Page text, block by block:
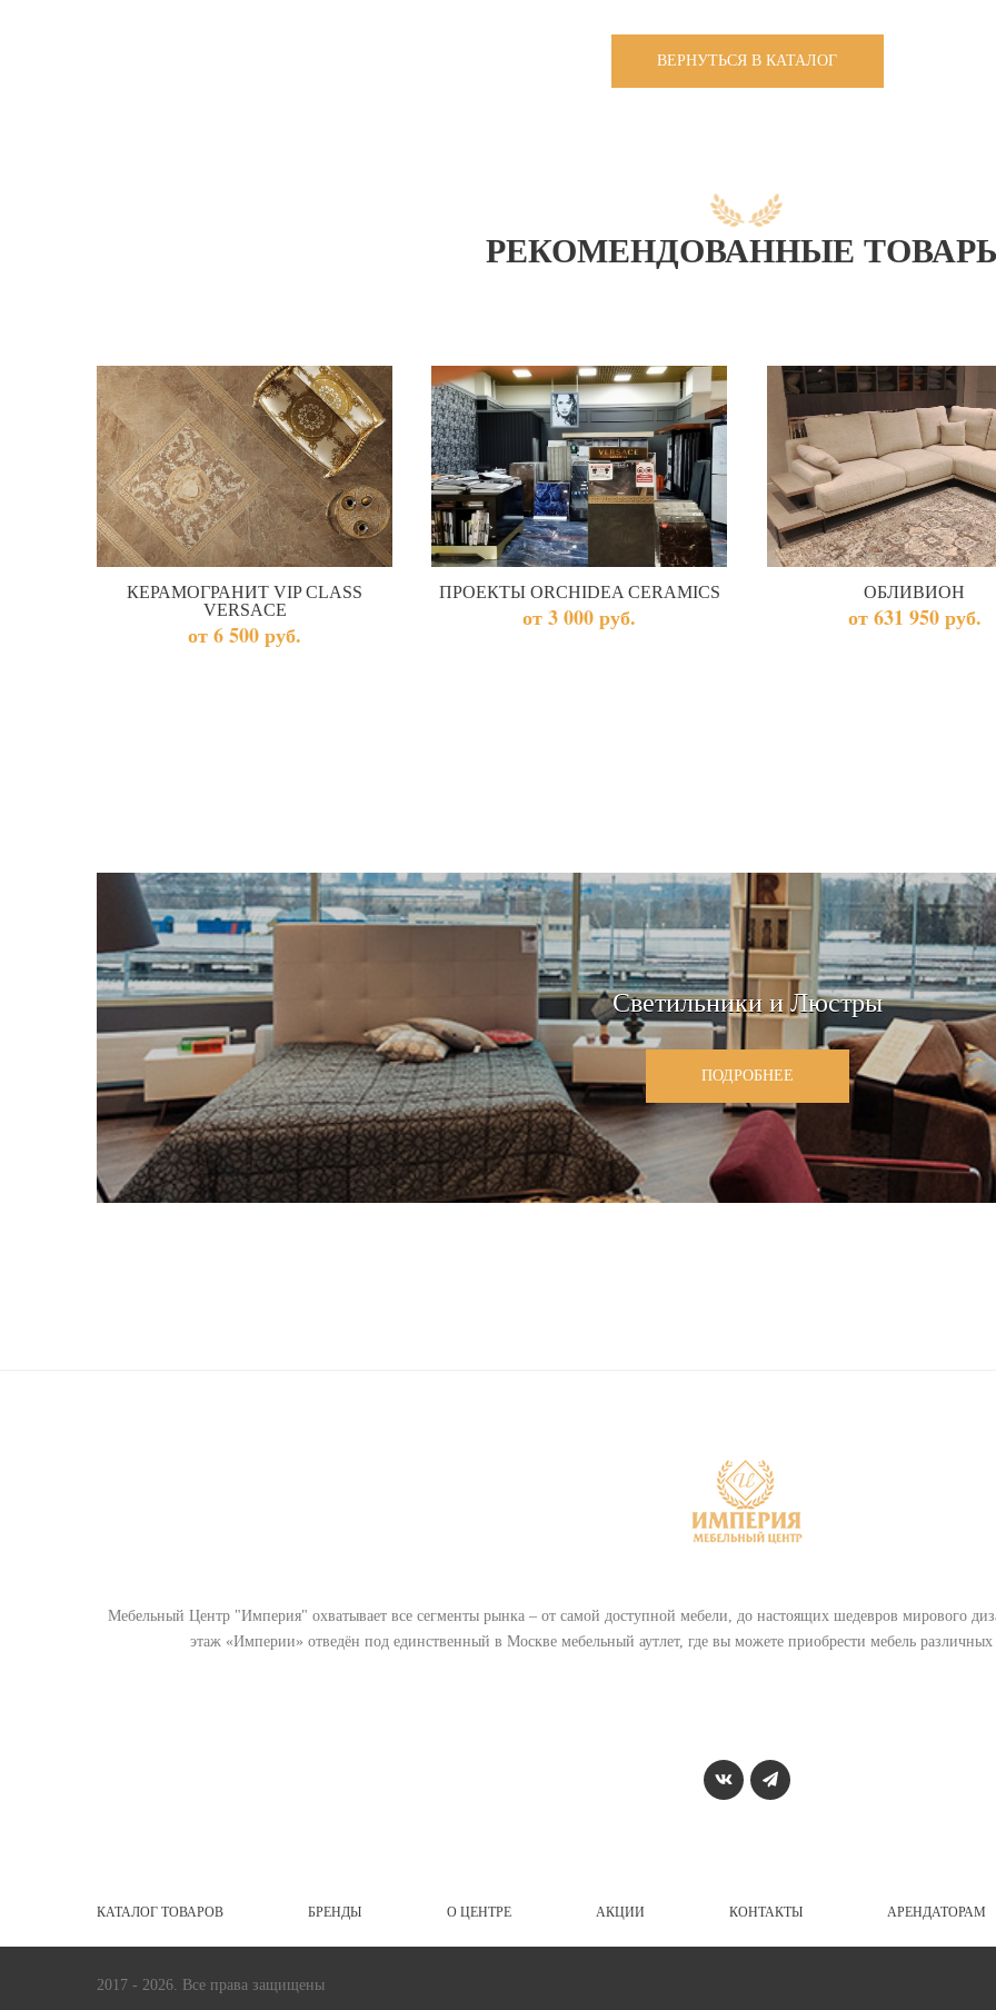
ВЕРНУТЬСЯ В КАТАЛОГ
РЕКОМЕНДОВАННЫЕ
КЕРАМОГРАНИТ VIP CLASS
VERSACE
от 6 500 руб.
ПРОЕКТЫ ORCHIDEA CERAMICS
от 3 000 руб.
ОБЛИВИОН
от 631 950 руб.
Светильники и Люстры
ПОДРОБНЕЕ
Мебельный Центр "Империя" охватывает все сегменты рынка – от самой доступной мебели, до настоящих шедевров мирового
этаж «Империи» отведён под единственный в Москве мебельный аутлет, где вы можете приобрести мебель
КАТАЛОГ ТОВАРОВ БРЕНДЫ О ЦЕНТРЕ АКЦИИ КОНТАКТЫ АРЕНДАТОРАМ
2017 - 2026. Все права защищены